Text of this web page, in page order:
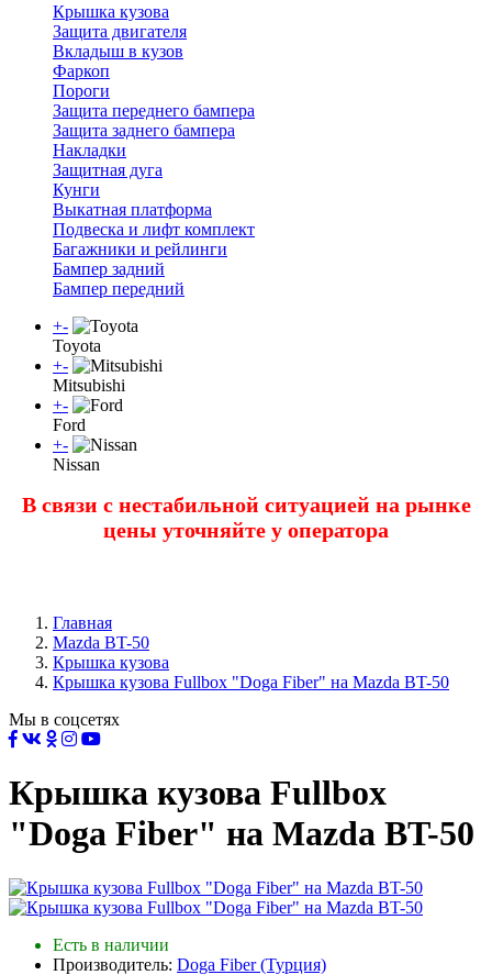
Крышка кузова
Защита двигателя
Вкладыш в кузов
Фаркоп
Пороги
Защита переднего бампера
Защита заднего бампера
Накладки
Защитная дуга
Кунги
Выкатная платформа
Подвеска и лифт комплект
Багажники и рейлинги
Бампер задний
Бампер передний
+-
Toyota
+-
Mitsubishi
+-
Ford
+-
Nissan
В связи с нестабильной ситуацией на рынке
цены уточняйте у оператора
Главная
Mazda BT-50
Крышка кузова
Крышка кузова Fullbox "Doga Fiber" на Mazda BT-50
Мы в соцсетях
Крышка кузова Fullbox
"Doga Fiber" на Mazda BT-50
Есть в наличии
Производитель: Doga Fiber (Турция)